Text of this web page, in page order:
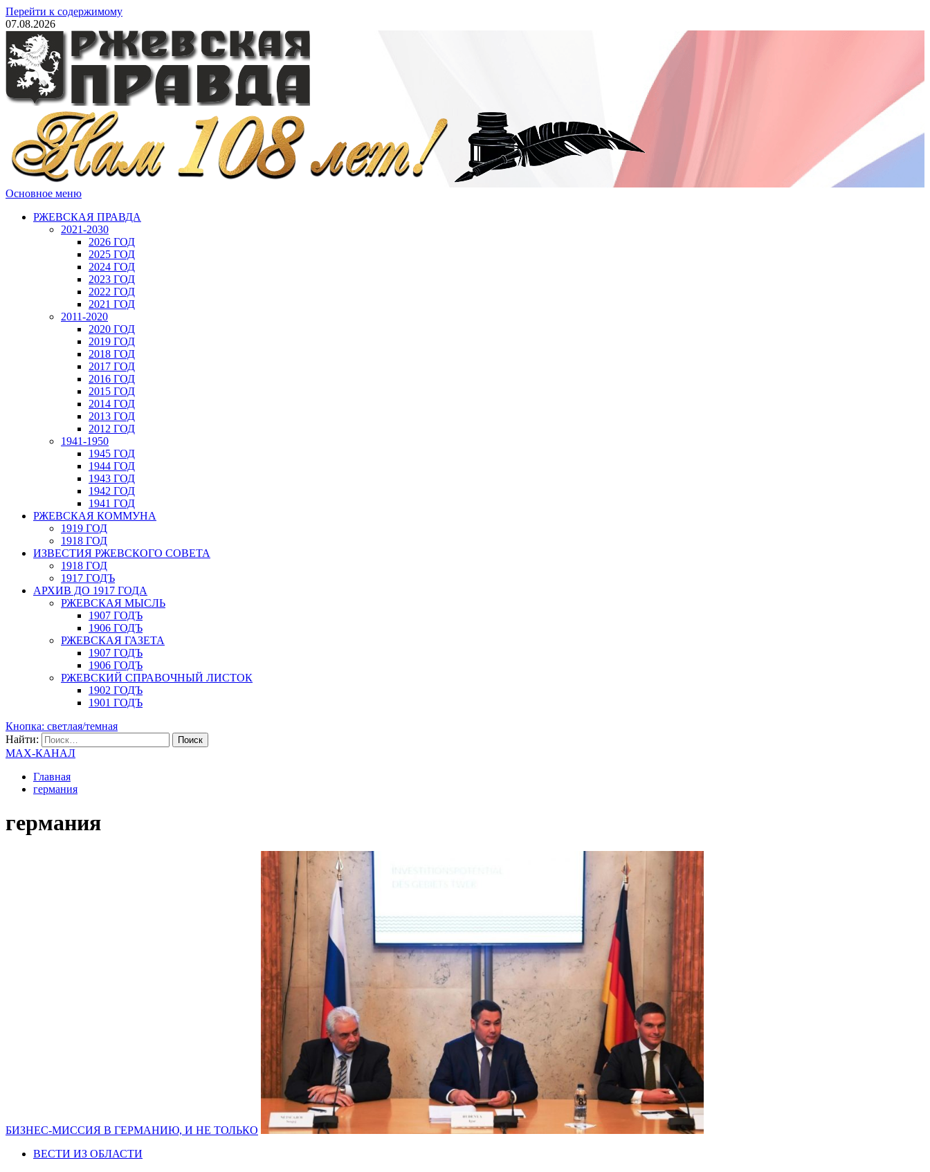
Перейти к содержимому
07.08.2026
Основное меню
РЖЕВСКАЯ ПРАВДА
2021-2030
2026 ГОД
2025 ГОД
2024 ГОД
2023 ГОД
2022 ГОД
2021 ГОД
2011-2020
2020 ГОД
2019 ГОД
2018 ГОД
2017 ГОД
2016 ГОД
2015 ГОД
2014 ГОД
2013 ГОД
2012 ГОД
1941-1950
1945 ГОД
1944 ГОД
1943 ГОД
1942 ГОД
1941 ГОД
РЖЕВСКАЯ КОММУНА
1919 ГОД
1918 ГОД
ИЗВЕСТИЯ РЖЕВСКОГО СОВЕТА
1918 ГОД
1917 ГОДЪ
АРХИВ ДО 1917 ГОДА
РЖЕВСКАЯ МЫСЛЬ
1907 ГОДЪ
1906 ГОДЪ
РЖЕВСКАЯ ГАЗЕТА
1907 ГОДЪ
1906 ГОДЪ
РЖЕВСКИЙ СПРАВОЧНЫЙ ЛИСТОК
1902 ГОДЪ
1901 ГОДЪ
Кнопка: светлая/темная
Найти:
MAX-КАНАЛ
Главная
германия
германия
БИЗНЕС-МИССИЯ В ГЕРМАНИЮ, И НЕ ТОЛЬКО
ВЕСТИ ИЗ ОБЛАСТИ